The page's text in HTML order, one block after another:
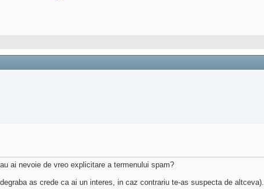
ai nevoie de vreo explicitare a termenului spam?
as crede ca ai un interes, in caz contrariu te-as suspecta de altceva).